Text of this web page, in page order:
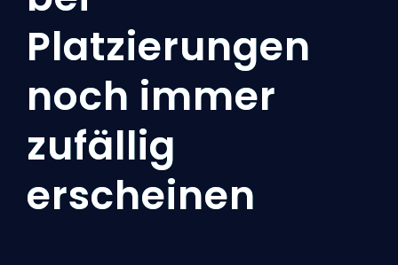
Platzierungen
noch immer
zufällig
erscheinen